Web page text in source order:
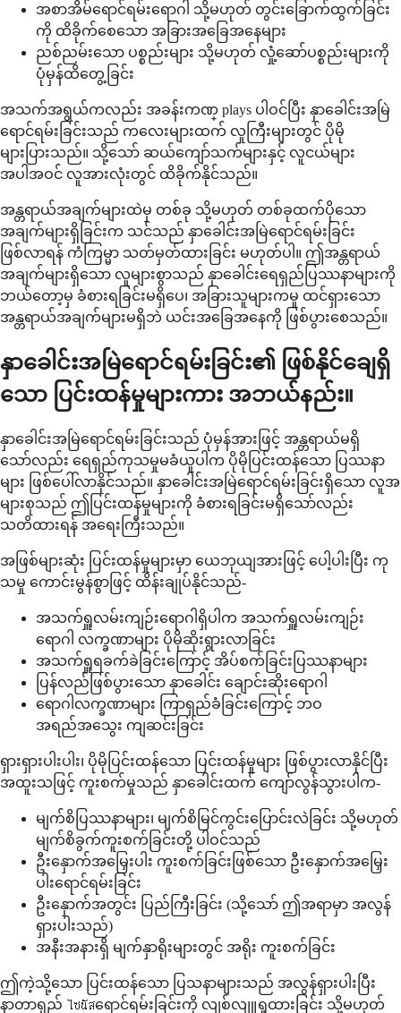
အစာအိမ်ရောင်ရမ်းရောဂါ သို့မဟုတ် တွင်းခြောက်ထွက်ခြင်း
ကို ထိခိုက်စေသော အခြားအခြေအနေများ
ညစ်ညမ်းသော ပစ္စည်းများ သို့မဟုတ် လှုံ့ဆော်ပစ္စည်းများကို
ပုံမှန်ထိတွေ့ခြင်း
အသက်အရွယ်ကလည်း အခန်းကဏ္ plays ပါဝင်ပြီး နှာခေါင်းအမြဲ
ရောင်ရမ်းခြင်းသည် ကလေးများထက် လူကြီးများတွင် ပိုမို
များပြားသည်။ သို့သော် ဆယ်ကျော်သက်များနှင့် လူငယ်များ
အပါအဝင် လူအားလုံးတွင် ထိခိုက်နိုင်သည်။
အန္တရာယ်အချက်များထဲမှ တစ်ခု သို့မဟုတ် တစ်ခုထက်ပိုသော
အချက်များရှိခြင်းက သင်သည် နှာခေါင်းအမြဲရောင်ရမ်းခြင်း
ဖြစ်လာရန် ကံကြမ္မာ သတ်မှတ်ထားခြင်း မဟုတ်ပါ။ ဤအန္တရာယ်
အချက်များရှိသော လူများစွာသည် နှာခေါင်းရေရှည်ပြဿနာများကို
ဘယ်တော့မှ ခံစားရခြင်းမရှိပေ၊ အခြားသူများကမူ ထင်ရှားသော
အန္တရာယ်အချက်များမရှိဘဲ ယင်းအခြေအနေကို ဖြစ်ပွားစေသည်။
နှာခေါင်းအမြဲရောင်ရမ်းခြင်း၏ ဖြစ်နိုင်ချေရှိ
သော ပြင်းထန်မှုများကား အဘယ်နည်း။
နှာခေါင်းအမြဲရောင်ရမ်းခြင်းသည် ပုံမှန်အားဖြင့် အန္တရာယ်မရှိ
သော်လည်း ရေရှည်ကုသမှုမခံယူပါက ပိုမိုပြင်းထန်သော ပြဿနာ
များ ဖြစ်ပေါ်လာနိုင်သည်။ နှာခေါင်းအမြဲရောင်ရမ်းခြင်းရှိသော လူအ
များစုသည် ဤပြင်းထန်မှုများကို ခံစားရခြင်းမရှိသော်လည်း
သတိထားရန် အရေးကြီးသည်။
အဖြစ်များဆုံး ပြင်းထန်မှုများမှာ ယေဘုယျအားဖြင့် ပေါ့ပါးပြီး ကု
သမှု ကောင်းမွန်စွာဖြင့် ထိန်းချုပ်နိုင်သည်-
အသက်ရှူလမ်းကျဉ်းရောဂါရှိပါက အသက်ရှူလမ်းကျဉ်း
ရောဂါ လက္ခဏာများ ပိုမိုဆိုးရွားလာခြင်း
အသက်ရှူရခက်ခဲခြင်းကြောင့် အိပ်စက်ခြင်းပြဿနာများ
ပြန်လည်ဖြစ်ပွားသော နှာခေါင်း ချောင်းဆိုးရောဂါ
ရောဂါလက္ခဏာများ ကြာရှည်ခံခြင်းကြောင့် ဘဝ
အရည်အသွေး ကျဆင်းခြင်း
ရှားရှားပါးပါး၊ ပိုမိုပြင်းထန်သော ပြင်းထန်မှုများ ဖြစ်ပွားလာနိုင်ပြီး
အထူးသဖြင့် ကူးစက်မှုသည် နှာခေါင်းထက် ကျော်လွန်သွားပါက-
မျက်စိပြဿနာများ၊ မျက်စိမြင်ကွင်းပြောင်းလဲခြင်း သို့မဟုတ်
မျက်စိခွက်ကူးစက်ခြင်းတို့ ပါဝင်သည်
ဦးနှောက်အမြှေးပါး ကူးစက်ခြင်းဖြစ်သော ဦးနှောက်အမြှေး
ပါးရောင်ရမ်းခြင်း
ဦးနှောက်အတွင်း ပြည်ကြီးခြင်း (သို့သော် ဤအရာမှာ အလွန်
ရှားပါးသည်)
အနီးအနားရှိ မျက်နှာရိုးများတွင် အရိုး ကူးစက်ခြင်း
ဤကဲ့သို့သော ပြင်းထန်သော ပြသနာများသည် အလွန်ရှားပါးပြီး
နာတာရှည် ไซนัสရောင်ရမ်းခြင်းကို လျစ်လျူရှုထားခြင်း သို့မဟုတ်